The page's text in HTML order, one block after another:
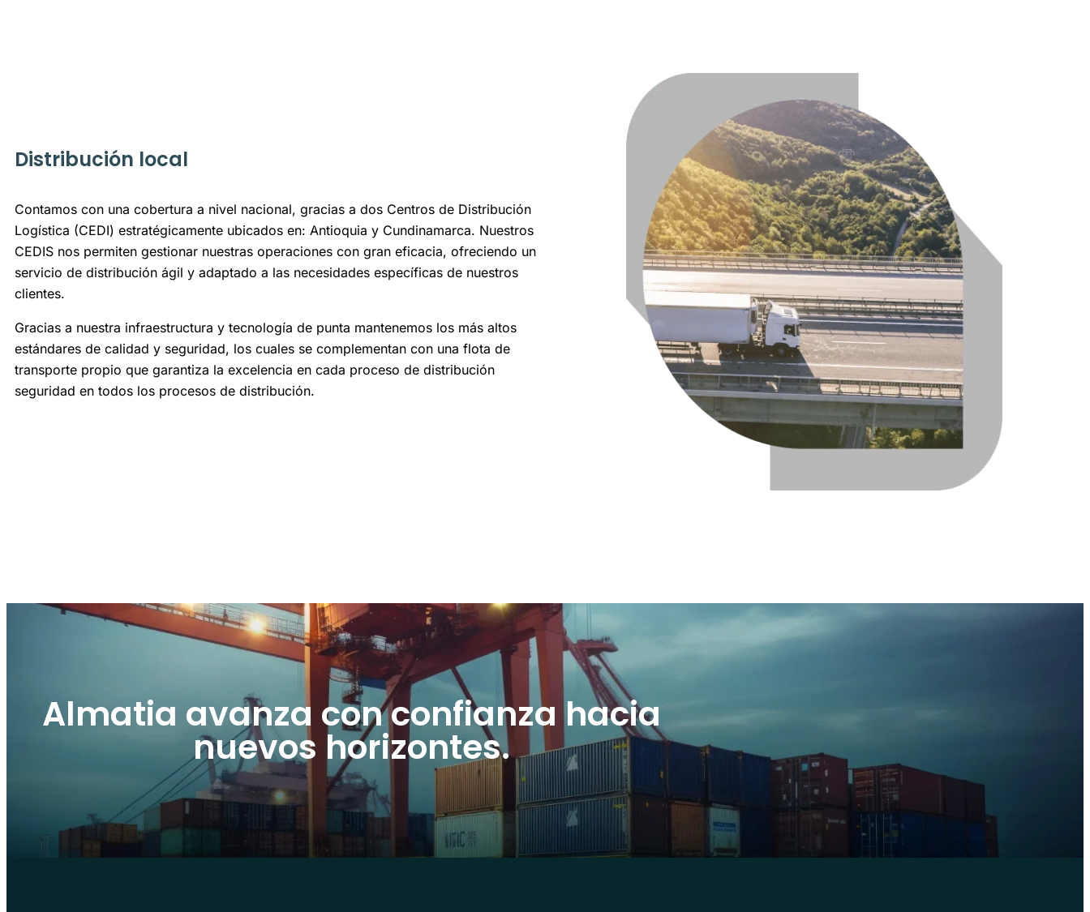
Distribución local
Contamos con una cobertura a nivel nacional, gracias a dos Centros de Distribución
Logística (CEDI) estratégicamente ubicados en: Antioquia y Cundinamarca. Nuestros
CEDIS nos permiten gestionar nuestras operaciones con gran eficacia, ofreciendo un
servicio de distribución ágil y adaptado a las necesidades específicas de nuestros
clientes.
Gracias a nuestra infraestructura y tecnología de punta mantenemos los más altos
estándares de calidad y seguridad, los cuales se complementan con una flota de
transporte propio que garantiza la excelencia en cada proceso de distribución
seguridad en todos los procesos de distribución.
Almatia avanza con confianza hacia
nuevos horizontes.